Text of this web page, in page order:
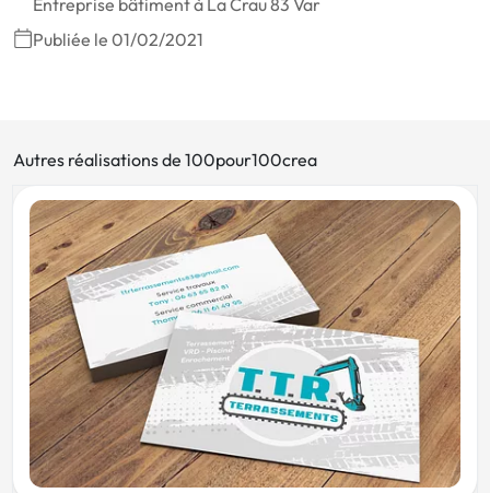
Entreprise bâtiment à La Crau 83 Var
Publiée le 01/02/2021
Autres réalisations de 100pour100crea